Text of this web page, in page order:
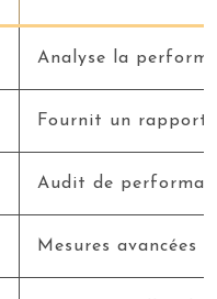
Analyse la
Fournit un rapport
Audit de
Mesures avancées